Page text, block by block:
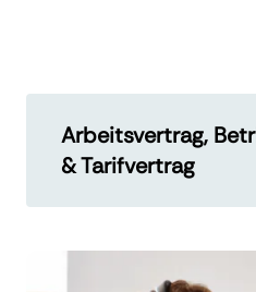
Arbeitsvertrag,
& Tarifvertrag